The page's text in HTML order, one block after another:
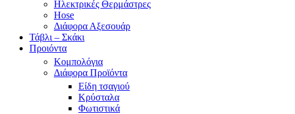
Ηλεκτρικές Θερμάστρες
Hose
Διάφορα Αξεσουάρ
Τάβλι – Σκάκι
Προιόντα
Κομπολόγια
Διάφορα Προϊόντα
Είδη τσαγιού
Κρύσταλα
Φωτιστικά